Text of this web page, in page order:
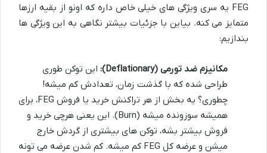
FEG یه سری ویژگی های خیلی خاص داره که اونو از بقیه ارزها
متمایز می کنه. بیاین با جزئیات بیشتر نگاهی به این ویژگی ها
بندازیم:
مکانیزم ضد تورمی (Deflationary):
این توکن طوری
طراحی شده که با گذشت زمان، تعدادش کم میشه!
چطوری؟ یه بخش از هر تراکنش خرید یا فروش FEG، برای
همیشه سوزونده میشه (Burn). این یعنی هرچی خرید و
فروش بیشتر بشه، توکن های بیشتری از گردش خارج
میشن و عرضه کل FEG کم میشه. کم شدن عرضه می تونه